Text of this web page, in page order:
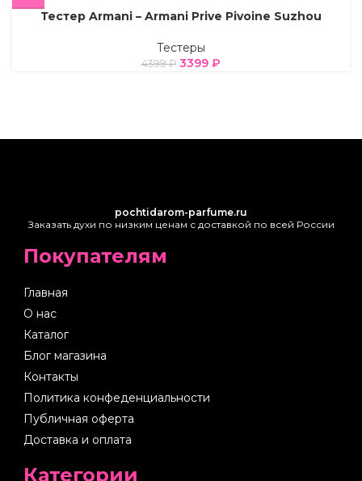
Тестер Armani – Armani Prive Pivoine Suzhou
Тестеры
4399₽ 3399 ₽
pochtidarom-parfume.ru
Заказать духи по низким ценам с доставкой по всей России
Покупателям
Главная
О нас
Каталог
Блог магазина
Контакты
Политика конфеденциальности
Публичная оферта
Доставка и оплата
Категории